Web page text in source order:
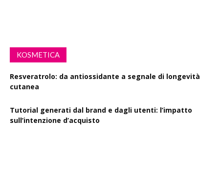
KOSMETICA
Resveratrolo: da antiossidante a segnale di longevità
cutanea
Tutorial generati dal brand e dagli utenti: l’impatto
sull’intenzione d’acquisto